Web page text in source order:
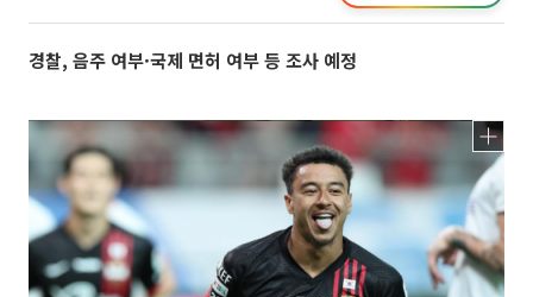
경찰, 음주 여부·국제 면허 여부 등 조사 예정